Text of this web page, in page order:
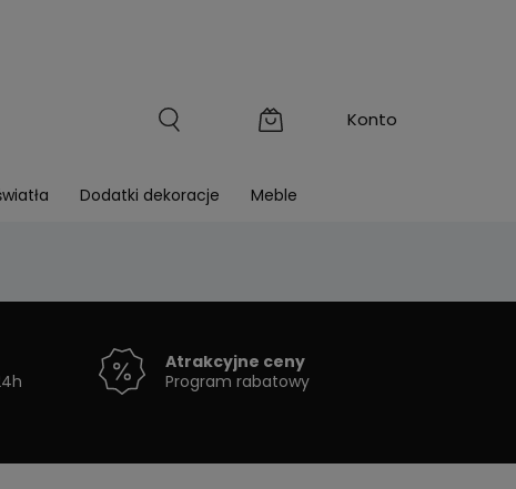
Dodatki dekoracje Meble
Atrakcyjne ceny
Program rabatowy